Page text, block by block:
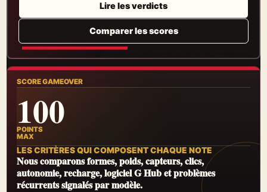
Lire les verdicts
Comparer les scores
SCORE GAMEOVER
100
POINTS
MAX
LES CRITÈRES QUI COMPOSENT CHAQUE NOTE
Nous comparons formes, poids, capteurs, clics,
autonomie, recharge, logiciel G Hub et problèmes
récurrents signalés par modèle.